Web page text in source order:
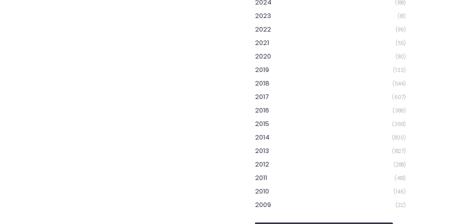
2024 (188)
2023 (81)
2022 (99)
2021 (55)
2020 (80)
2019 (133)
2018 (544)
2017 (607)
2016 (389)
2015 (368)
2014 (800)
2013 (1827)
2012 (288)
2011 (418)
2010 (146)
2009 (22)